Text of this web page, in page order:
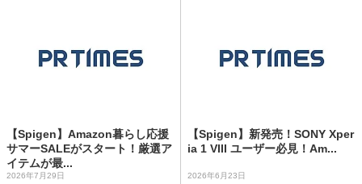
【Spigen】Amazon暮らし応援
サマーSALEがスタート！厳選ア
イテムが最...
2026年7月29日
【Spigen】新発売！SONY Xper
ia 1 VIII ユーザー必見！Am...
2026年6月23日